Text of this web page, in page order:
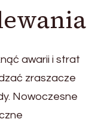
awarii i strat
zraszacze
Nowoczesne